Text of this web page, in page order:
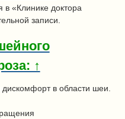
в «Клинике доктора
записи.
↑
в области шеи.